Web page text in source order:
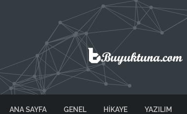
ANA SAYFA GENEL HİKAYE YAZILIM